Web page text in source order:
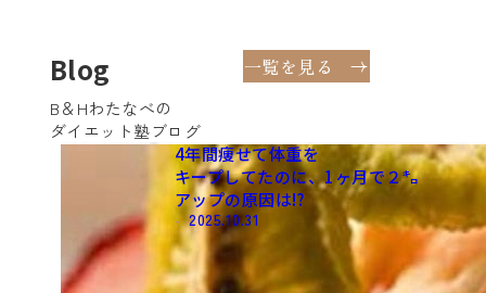
Blog
B＆Hわたなべの
ダイエット塾ブログ
一覧を見る
4年間痩せて​体重を​
キープしてたのに、​1ヶ月で​２㌔
アップの​原因は​⁉️
2025.10.31